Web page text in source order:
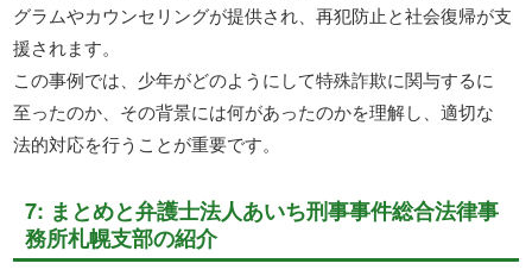
グラムやカウンセリングが提供され、再犯防止と社会復帰が支
援されます。
この事例では、少年がどのようにして特殊詐欺に関与するに
至ったのか、その背景には何があったのかを理解し、適切な
法的対応を行うことが重要です。
7: まとめと弁護士法人あいち刑事事件総合法律事
務所札幌支部の紹介